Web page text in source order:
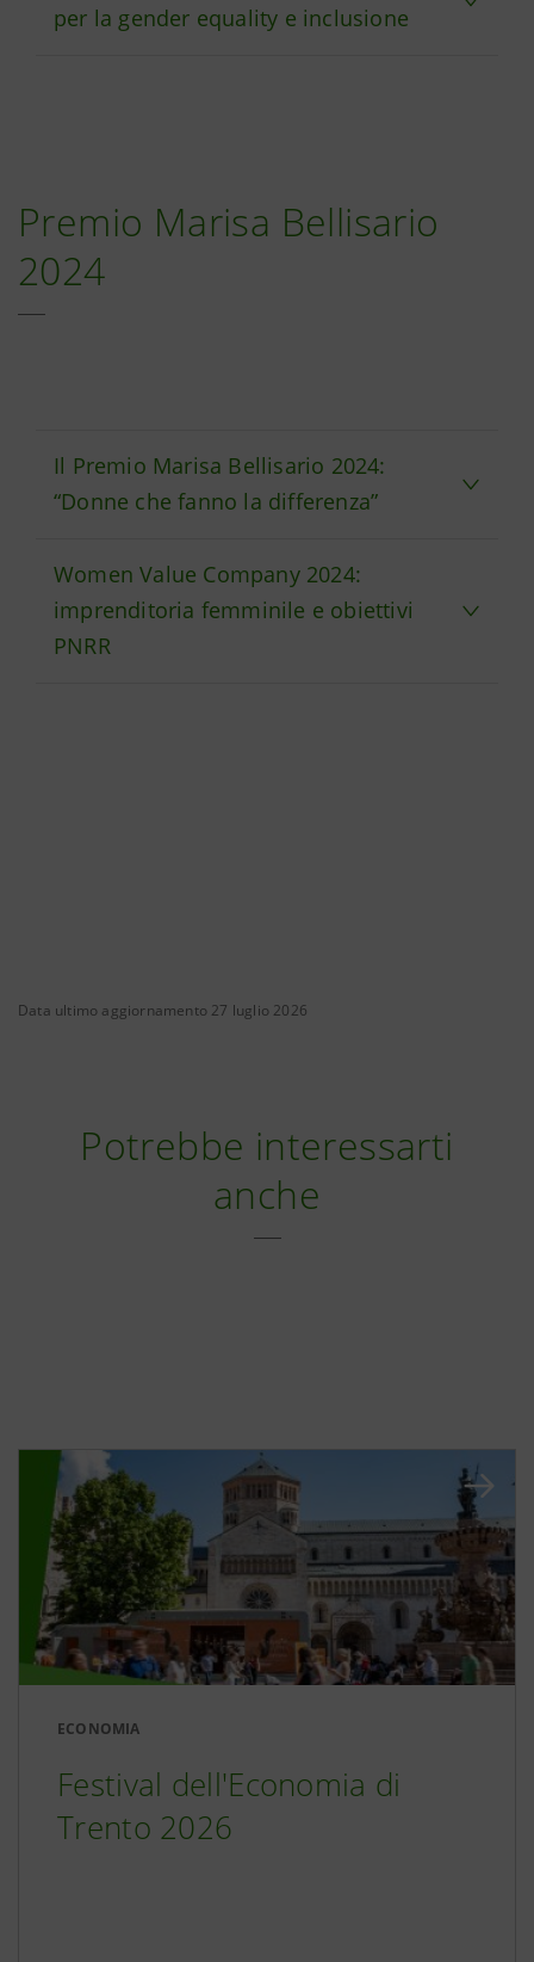
per la gender equality e inclusione
Premio Marisa Bellisario
2024
Il Premio Marisa Bellisario 2024:
“Donne che fanno la differenza”
Women Value Company 2024:
imprenditoria femminile e obiettivi
PNRR
Data ultimo aggiornamento 27 luglio 2026
Potrebbe interessarti
anche
ECONOMIA
Festival dell'Economia di
Trento 2026